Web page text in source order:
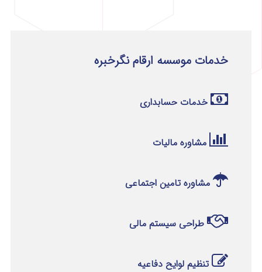
خدمات موسسه ارقام نگرخبره
خدمات حسابداری
مشاوره مالیات
مشاوره تامین اجتماعی
طراحی سیستم مالی
تنظیم لوایح دفاعیه